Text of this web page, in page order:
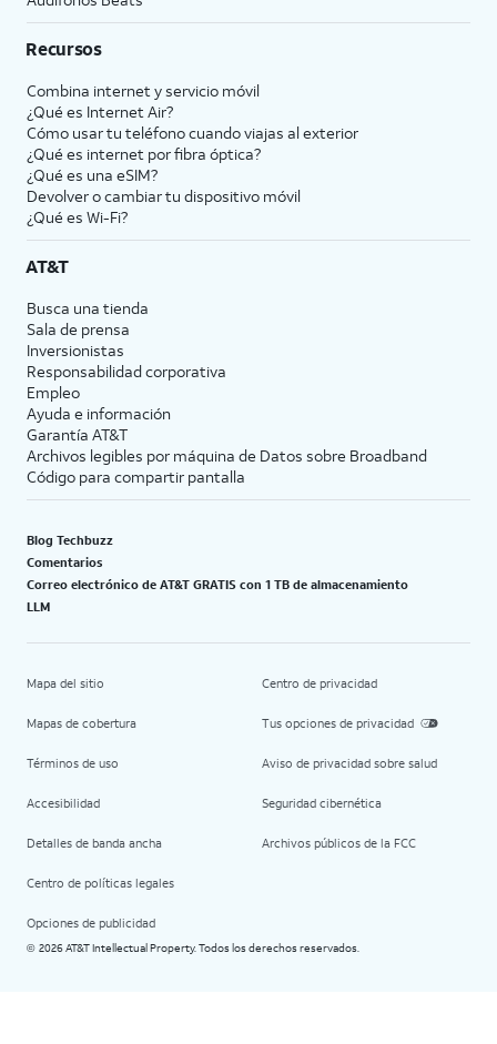
Recursos
Combina internet y servicio móvil
¿Qué es Internet Air?
Cómo usar tu teléfono cuando viajas al exterior
¿Qué es internet por fibra óptica?
¿Qué es una eSIM?
Devolver o cambiar tu dispositivo móvil
¿Qué es Wi-Fi?
AT&T
Busca una tienda
Sala de prensa
Inversionistas
Responsabilidad corporativa
Empleo
Ayuda e información
Garantía AT&T
Archivos legibles por máquina de Datos sobre Broadband
Código para compartir pantalla
Blog Techbuzz
Comentarios
Correo electrónico de AT&T GRATIS con 1 TB de almacenamiento
LLM
Mapa del sitio
Mapas de cobertura
Términos de uso
Accesibilidad
Detalles de banda ancha
Centro de políticas legales
Opciones de publicidad
Centro de privacidad
Tus opciones de privacidad
Aviso de privacidad sobre salud
Seguridad cibernética
Archivos públicos de la FCC
© 2026 AT&T Intellectual Property. Todos los derechos reservados.